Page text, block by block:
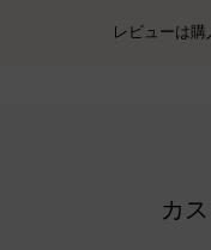
レビューは購
カ